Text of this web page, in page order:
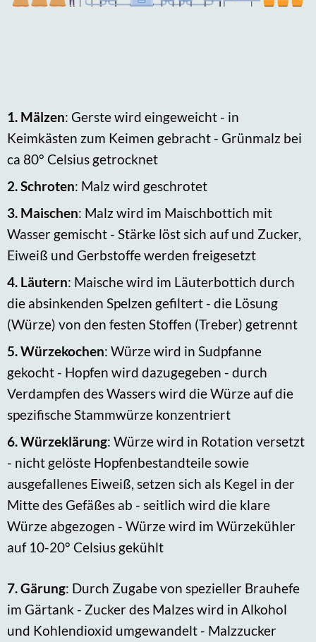
1. Mälzen: Gerste wird eingeweicht - in
Keimkästen zum Keimen gebracht - Grünmalz bei
ca 80° Celsius getrocknet
2.Schroten: Malz wird geschrotet
3. Maischen: Malz wird im Maischbottich mit
Wasser gemischt - Stärke löst sich auf und Zucker,
Eiweiß und Gerbstoffe werden freigesetzt
4. Läutern: Maische wird im Läuterbottich durch
die absinkenden Spelzen gefiltert - die Lösung
(Würze) von den festen Stoffen (Treber) getrennt
5.Würzekochen: Würze wird in Sudpfanne
gekocht - Hopfen wird dazugegeben - durch
Verdampfen des Wassers wird die Würze auf die
spezifische Stammwürze konzentriert
6.Würzeklärung: Würze wird in Rotation versetzt
- nicht gelöste Hopfenbestandteile sowie
ausgefallenes Eiweiß, setzen sich als Kegel in der
Mitte des Gefäßes ab - seitlich wird die klare
Würze abgezogen - Würze wird im Würzekühler
auf 10-20° Celsius gekühlt
7.Gärung: Durch Zugabe von spezieller Brauhefe
im Gärtank - Zucker des Malzes wird in Alkohol
und Kohlendioxid umgewandelt - Malzzucker